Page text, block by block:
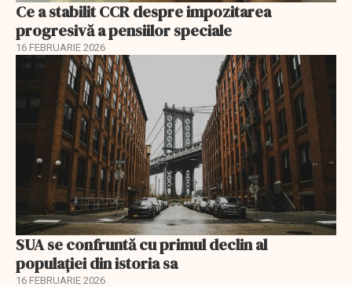
Ce a stabilit CCR despre impozitarea
progresivă a pensiilor speciale
16 FEBRUARIE 2026
SUA se confruntă cu primul declin al
populației din istoria sa
16 FEBRUARIE 2026